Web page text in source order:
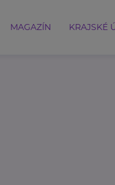
MAGAZÍN KRAJSKÉ